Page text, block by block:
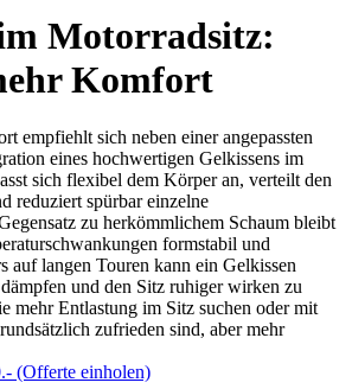
Motorradsitz:
Komfort
empfiehlt sich neben einer angepassten
eines hochwertigen Gelkissens im
sich flexibel dem Körper an, verteilt den
reduziert spürbar einzelne
zu herkömmlichem Schaum bleibt
formstabil und
auf langen Touren kann ein Gelkissen
und den Sitz ruhiger wirken zu
mehr Entlastung im Sitz suchen oder mit
zufrieden sind, aber mehr
(Offerte einholen)